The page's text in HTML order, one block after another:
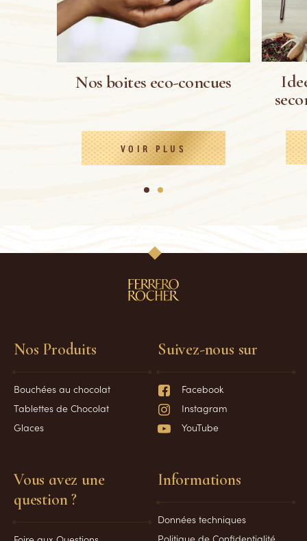
Nos boites eco-concues
VOIR PLUS
1 2
Nos Produits
Bouchées au chocolat
Tablettes de Chocolat
Glaces
Vous avez une
question ?
Informations
Données techniques
Politique de Confidentialité
Suivez-nous sur
Facebook
Instagram
YouTube